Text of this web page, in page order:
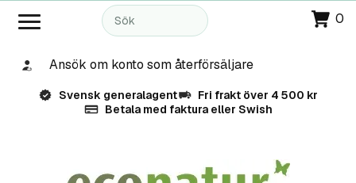
0
Ansök om konto som återförsäljare
Svensk generalagent
Fri frakt över 4 500 kr
Betala med faktura eller Swish